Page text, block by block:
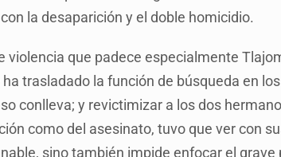
la desaparición y el doble homicidio.
violencia que padece especialmente
trasladado la función de búsqueda en
conlleva; y revictimizar a los dos
como del asesinato, tuvo que ver con
sino también impide enfocar el grave